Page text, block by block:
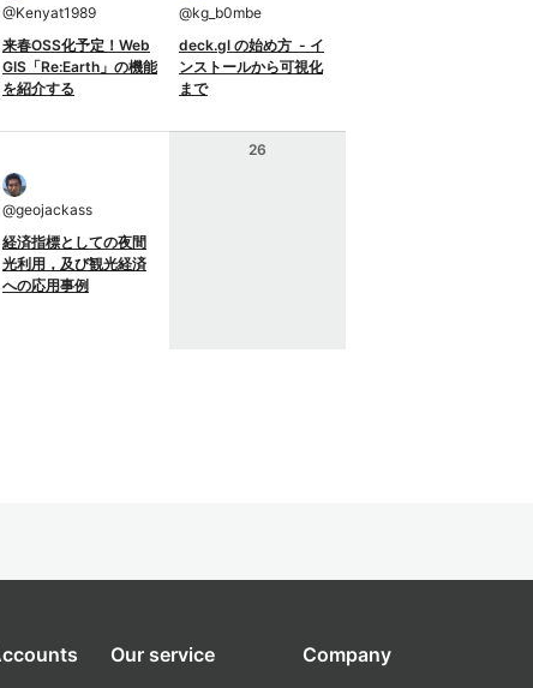
@Kenyat1989
来春OSS化予定！Web
GIS「Re:Earth」の機能
を紹介する
@kg_b0mbe
deck.gl の始め方 - イ
ンストールから可視化
まで
@geojackass
経済指標としての夜間
光利用，及び観光経済
への応用事例
26
Our service Company